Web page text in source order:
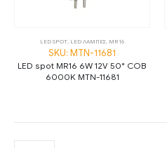
LED SPOT LED ΛΑΜΠΕΣ MR16
SKU: MTN-11681
LED spot MR16 6W 12V 50° СОВ
6000K MTN-11681